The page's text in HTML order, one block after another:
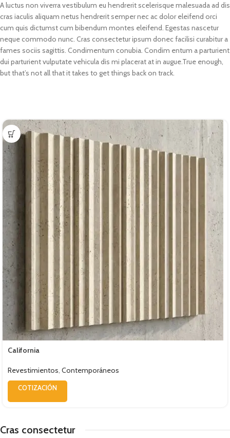
A luctus non viverra vestibulum eu hendrerit scelerisque malesuada ad dis
cras iaculis aliquam netus hendrerit semper nec ac dolor eleifend orci
cum quis dictumst cum bibendum montes eleifend. Egestas nascetur
neque commodo nunc. Cras consectetur ipsum donec facilisi curabitur a
fames sociis sagittis. Condimentum conubia. Condim entum a parturient
dui parturient vulputate vehicula dis mi placerat at in augue.True enough,
but that’s not all that it takes to get things back on track.
California
Revestimientos, Contemporáneos
COTIZACIÓN
Cras consectetur